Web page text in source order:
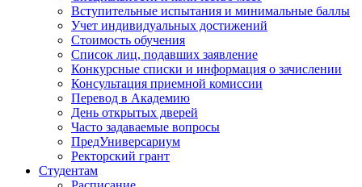
Вступительные испытания и минимальные баллы
Учет индивидуальных достижений
Стоимость обучения
Список лиц, подавших заявление
Конкурсные списки и информация о зачислении
Консультация приемной комиссии
Перевод в Академию
День открытых дверей
Часто задаваемые вопросы
ПредУниверсариум
Ректорский грант
Студентам